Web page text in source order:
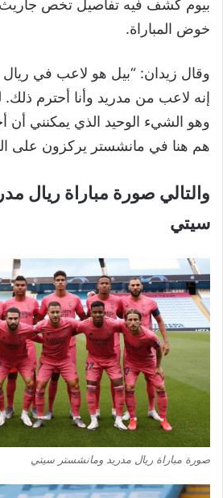
بيوم كشف فيه تفاصيل تخص
خوض المباراة.
وقال زيدان: “بيل هو لاعب في ريال
إنه لاعب من مدريد وأنا أحترم
وهو الشيء الوحيد الذي يمكنني أن
هم هنا في مانشستر يركزون على
والتالي صورة مباراة ريال
سيتي
صورة مباراة ريال مدريد ومانشستر سيتي